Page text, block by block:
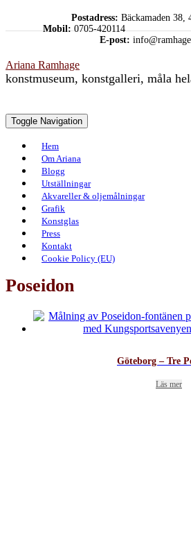
Postadress: Bäckamaden 38,
Mobil:0705-420114
E-post:
Ariana Ramhage
konstmuseum, konstgalleri, måla
Toggle Navigation
Hem
Om Ariana
Blogg
Utställningar
Akvareller & oljemålningar
Grafik
Konstglas
Press
Kontakt
Cookie Policy (EU)
Poseidon
Göteborg – Tre
Läs mer